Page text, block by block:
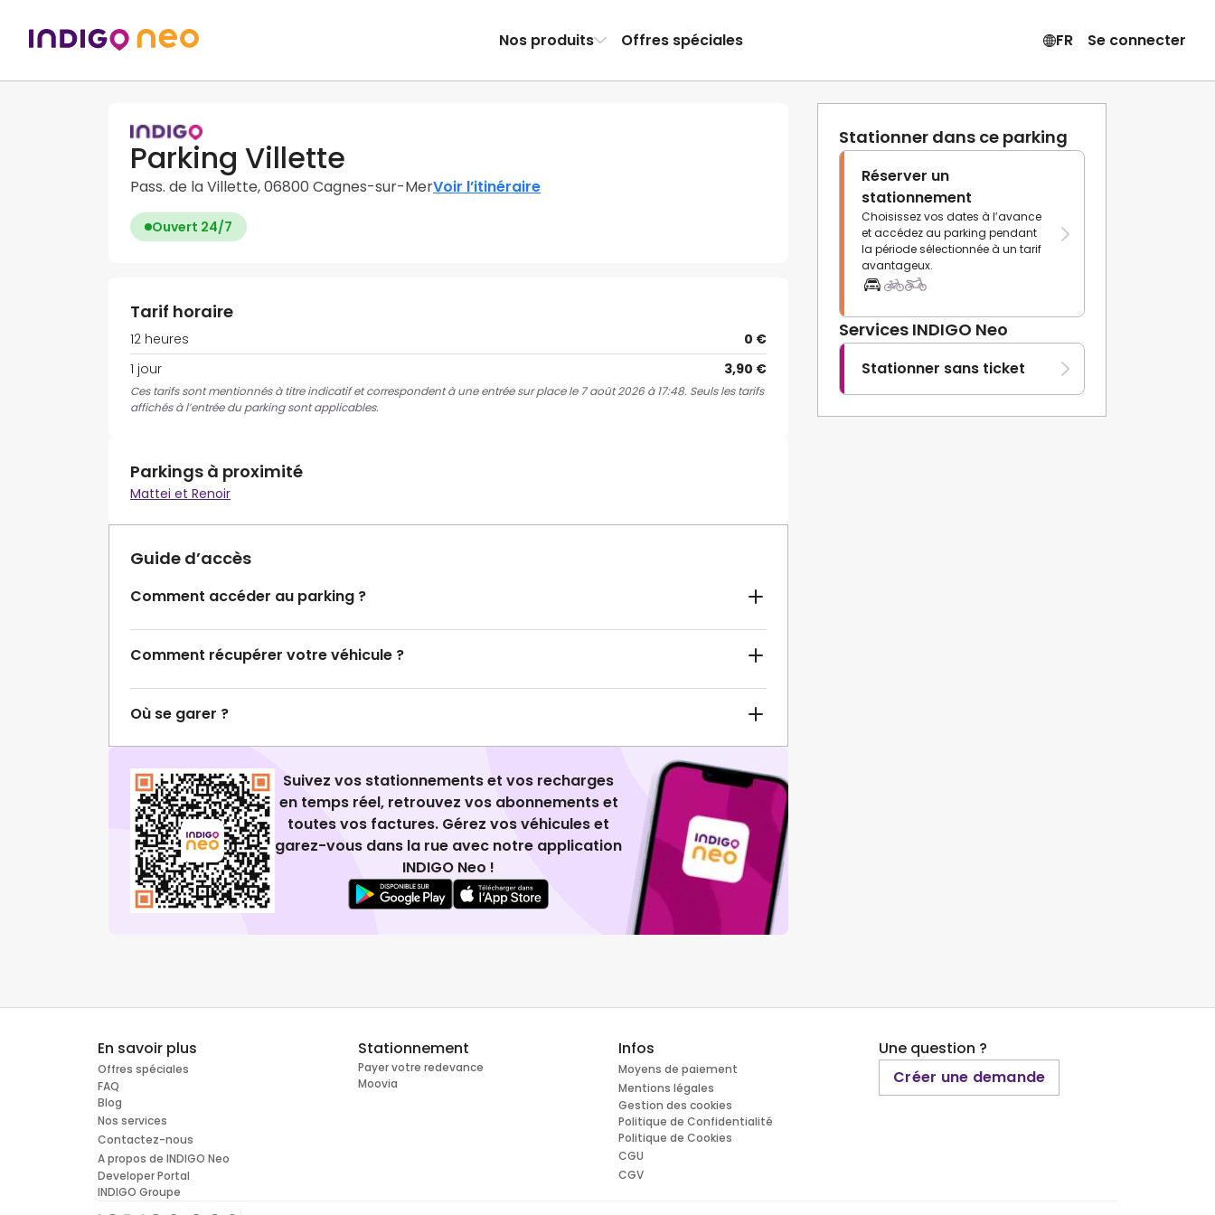
Nos produits Offres spéciales FR Se connecter
Parking Villette
Pass. de la Villette, 06800 Cagnes-sur-MerVoir l’itinéraire
Ouvert 24/7
Stationner dans ce parking
Réserver un
stationnement
Choisissez vos dates à l’avance
et accédez au parking pendant
la période sélectionnée à un tarif
avantageux.
Services INDIGO Neo
Stationner sans ticket
Tarif horaire
12 heures
0 €
1 jour
3,90 €
Ces tarifs sont mentionnés à titre indicatif et correspondent à une entrée sur place le 7 août 2026 à 17:48. Seuls les tarifs
affichés à l’entrée du parking sont applicables.
Parkings à proximité
Mattei et Renoir
Guide d’accès
Comment accéder au parking ?
Comment récupérer votre véhicule ?
Où se garer ?
Suivez vos stationnements et vos recharges
en temps réel, retrouvez vos abonnements et
toutes vos factures. Gérez vos véhicules et
garez-vous dans la rue avec notre application
INDIGO Neo !
En savoir plus
Offres spéciales
FAQ
Blog
Nos services
Contactez-nous
A propos de INDIGO Neo
Developer Portal
INDIGO Groupe
Stationnement
Payer votre redevance
Moovia
Infos
Moyens de paiement
Mentions légales
Gestion des cookies
Politique de Confidentialité
Politique de Cookies
CGU
CGV
Une question ?
Créer une demande